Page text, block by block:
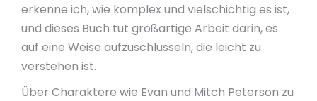
erkenne ich, wie komplex und vielschichtig es ist,
und dieses Buch tut großartige Arbeit darin, es
auf eine Weise aufzuschlüsseln, die leicht zu
verstehen ist.
Über Charaktere wie Evan und Mitch Peterson zu